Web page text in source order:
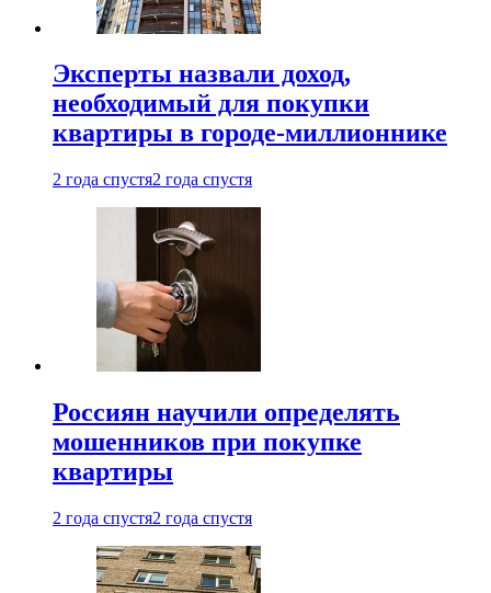
Эксперты назвали доход,
необходимый для покупки
квартиры в городе-миллионнике
2 года спустя2 года спустя
Россиян научили определять
мошенников при покупке
квартиры
2 года спустя2 года спустя